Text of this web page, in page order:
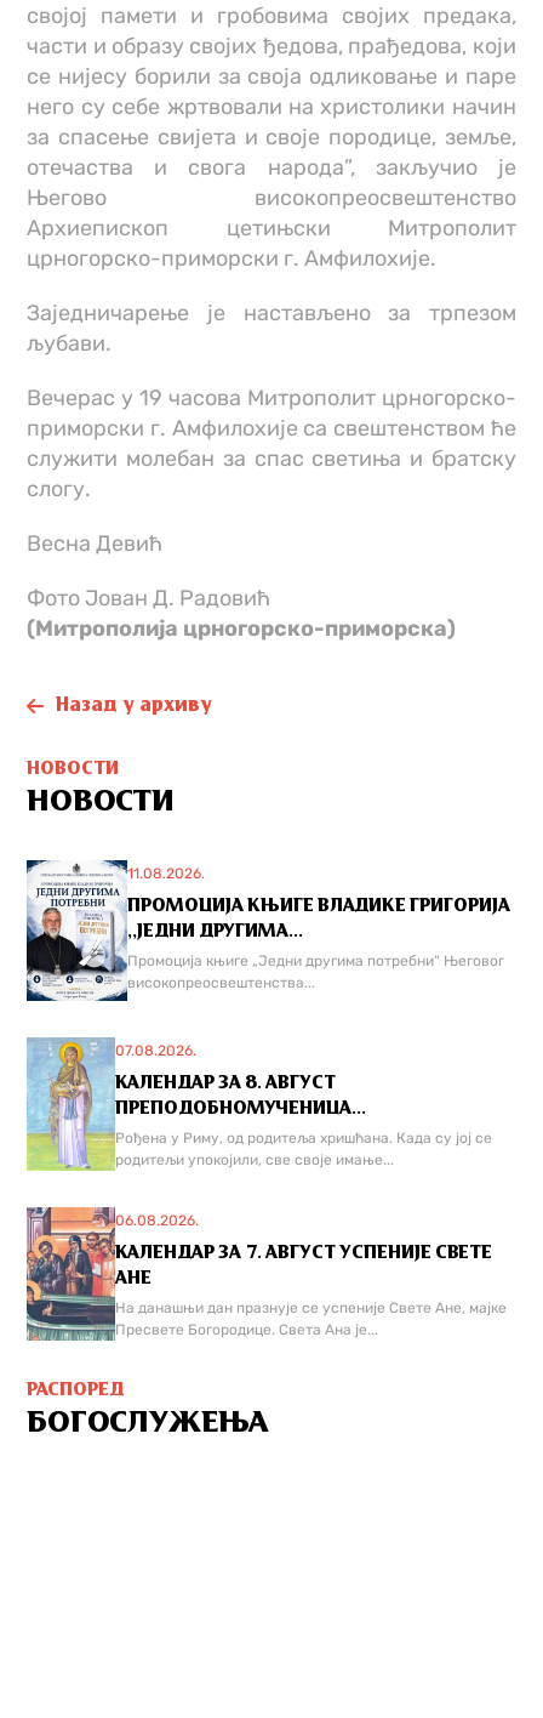
својој памети и гробовима својих предака,
части и образу својих ђедова, прађедова, који
се нијесу борили за своја одликовање и паре
него су себе жртвовали на христолики начин
за спасење свијета и своје породице, земље,
отечаства и свога народа”, закључио је
Његово високопреосвештенство
Архиепископ цетињски Митрополит
црногорско-приморски г. Амфилохије.
Заједничарење је настављено за трпезом
љубави.
Вечерас у 19 часова Митрополит црногорско-
приморски г. Амфилохије са свештенством ће
служити молебан за спас светиња и братску
слогу.
Весна Девић
Фото Јован Д. Радовић
(Митрополијa црногорско-приморскa)
Назад у архиву
НОВОСТИ
НОВОСТИ
11.08.2026.
ПРОМОЦИЈА КЊИГЕ ВЛАДИКЕ ГРИГОРИЈА
,,ЈЕДНИ ДРУГИМА...
Промоција књиге „Једни другима потребни“ Његовог
високопреосвештенства...
07.08.2026.
КАЛЕНДАР ЗА 8. АВГУСТ
ПРЕПОДОБНОМУЧЕНИЦА...
Рођена у Риму, од родитеља хришћана. Када су јој се
родитељи упокојили, све своје имање...
06.08.2026.
КАЛЕНДАР ЗА 7. АВГУСТ УСПЕНИЈЕ СВЕТЕ
АНЕ
На данашњи дан празнује се успеније Свете Ане, мајке
Пресвете Богородице. Света Ана је...
РАСПОРЕД
БОГОСЛУЖЕЊА